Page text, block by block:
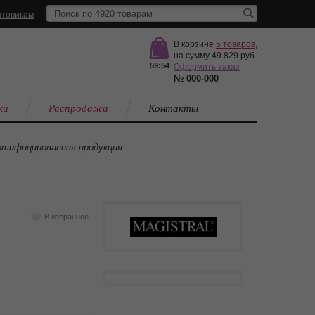
59:53
В корзине 5 товаров,
на сумму 49 829
Оформить заказ
№ 000-000
Распродажа Контакты
продукция
В избранное